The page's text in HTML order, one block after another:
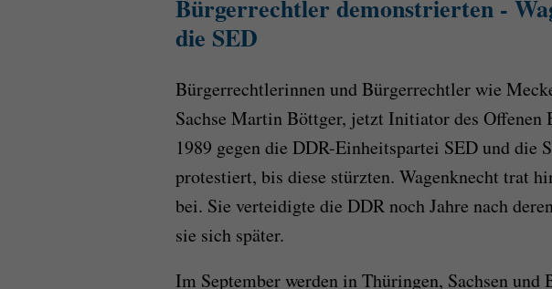
Bürgerrechtler demonstrierten -
die SED
Bürgerrechtlerinnen und Bürgerrechtler wie
Sachse Martin Böttger, jetzt Initiator des Offenen
1989 gegen die DDR-Einheitspartei SED und die
protestiert, bis diese stürzten. Wagenknecht trat
bei. Sie verteidigte die DDR noch Jahre nach
sie sich später.
Im September werden in Thüringen, Sachsen und